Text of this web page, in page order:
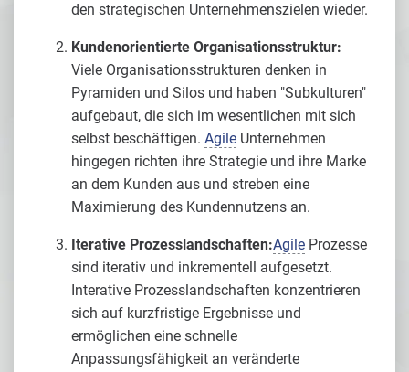
den strategischen Unternehmenszielen wieder.
Kundenorientierte Organisationsstruktur:
Viele Organisationsstrukturen denken in
Pyramiden und Silos und haben "Subkulturen"
aufgebaut, die sich im wesentlichen mit sich
selbst beschäftigen. Agile Unternehmen
hingegen richten ihre Strategie und ihre Marke
an dem Kunden aus und streben eine
Maximierung des Kundennutzens an.
Iterative Prozesslandschaften:Agile Prozesse
sind iterativ und inkrementell aufgesetzt.
Interative Prozesslandschaften konzentrieren
sich auf kurzfristige Ergebnisse und
ermöglichen eine schnelle
Anpassungsfähigkeit an veränderte